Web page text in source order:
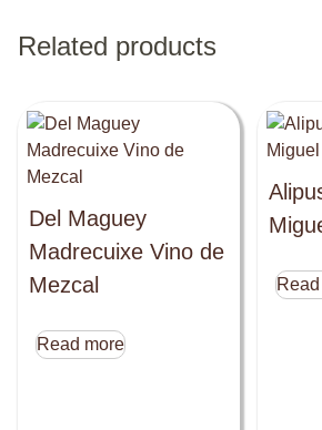
Related products
Del Maguey
Madrecuixe Vino de
Mezcal
Read more